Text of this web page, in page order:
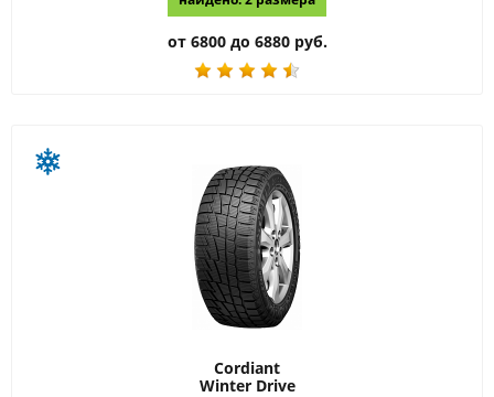
от 6800 до 6880 руб.
Cordiant
Winter Drive